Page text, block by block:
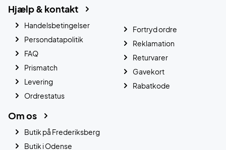
Hjælp & kontakt
Handelsbetingelser
Persondatapolitik
FAQ
Prismatch
Levering
Ordrestatus
Fortryd ordre
Reklamation
Returvarer
Gavekort
Rabatkode
Om os
Butik på Frederiksberg
Butik i Odense